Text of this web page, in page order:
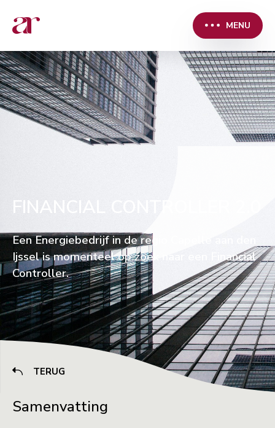
MENU
FINANCIAL CONTROLLER 2.0
Een Energiebedrijf in de regio Capelle aan den
Ijssel is momenteel op zoek naar een Financial
Controller.
TERUG
Samenvatting